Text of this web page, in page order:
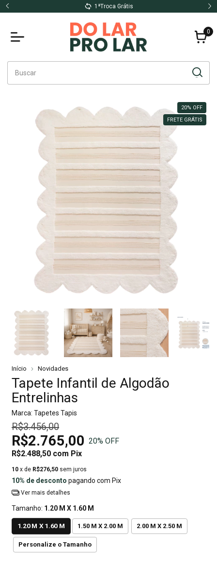
1ªTroca Grátis
0
20% OFF
FRETE GRÁTIS
Início Novidades
Tapete Infantil de Algodão
Entrelinhas
Marca: Tapetes Tapis
R$3.456,00
R$2.765,00 20% OFF
R$2.488,50 com Pix
10 x de R$276,50 sem juros
10% de desconto pagando com Pix
Ver mais detalhes
Tamanho: 1.20 M X 1.60 M
1.20 M X 1.60 M 1.50 M X 2.00 M 2.00 M X 2.50 M
Personalize o Tamanho